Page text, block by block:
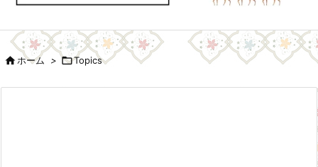

前へ
ホーム > Topics